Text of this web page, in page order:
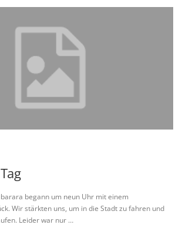
begann um neun Uhr mit einem
Wir stärkten uns, um in die Stadt zu fahren und
Leider war nur …